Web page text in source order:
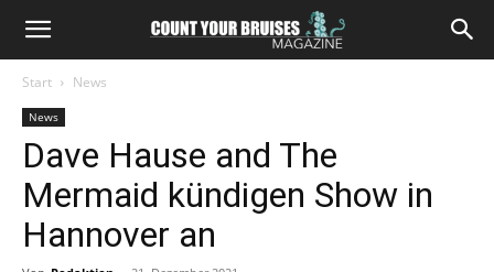
Start News
News
Dave Hause and The
Mermaid kündigen Show in
Hannover an